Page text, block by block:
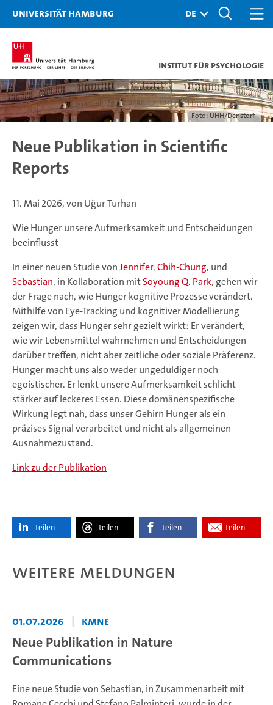
Universität Hamburg
Institut für Psychologie
Foto: UHH/Denstorf
Neue Publikation in Scientific
Reports
11. Mai 2026, von Uğur Turhan
Wie Hunger unsere Aufmerksamkeit und Entscheidungen
beeinflusst
In einer neuen Studie vonJennifer,Chih-Chung, und
Sebastian, in Kollaboration mitSoyoung Q. Park, gehen wir
der Frage nach, wie Hunger kognitive Prozesse verändert.
Mithilfe von Eye-Tracking und kognitiver Modellierung
zeigen wir, dass Hunger sehr gezielt wirkt: Er verändert,
wie wir Lebensmittel wahrnehmen und Entscheidungen
darüber treffen, nicht aber zeitliche oder soziale Präferenz.
Hunger macht uns also weder ungeduldiger noch
egoistischer. Er lenkt unsere Aufmerksamkeit schlicht
stärker auf leckeres Essen. Diese domänenspezifische
Wirkung legt nah, dass unser Gehirn Hunger als ein
präzises Signal verarbeitet und nicht als allgemeinen
Ausnahmezustand.
Link zu der Publikation
teilen teilen teilen teilen
Weitere Meldungen
01.07.2026 | KMNE
Neue Publikation in Nature
Communications
Eine neue Studie von Sebastian, in Zusammenarbeit mit